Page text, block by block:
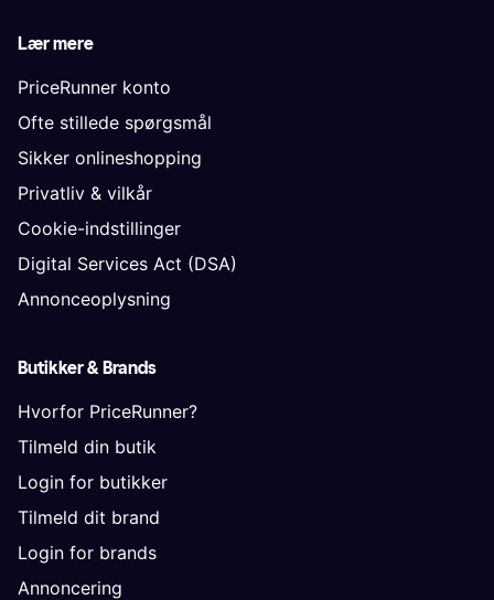
Lær mere
PriceRunner konto
Ofte stillede spørgsmål
Sikker onlineshopping
Privatliv & vilkår
Cookie-indstillinger
Digital Services Act (DSA)
Annonceoplysning
Butikker & Brands
Hvorfor PriceRunner?
Tilmeld din butik
Login for butikker
Tilmeld dit brand
Login for brands
Annoncering